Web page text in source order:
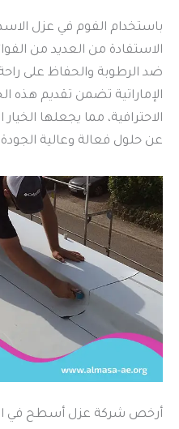
باستخدام الفوم في عزل
الاستفادة من العديد من
ضد الرطوبة والحفاظ على
الإماراتية تضمن تقديم
الاحترافية، مما يجعلها
عن حلول فعالة وعالية
أرخص شركة عزل أسطح في